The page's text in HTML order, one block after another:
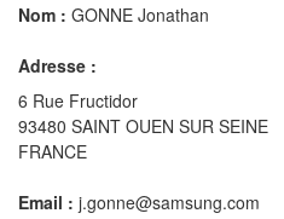
Nom : GONNE Jonathan
Adresse :
6 Rue Fructidor
93480 SAINT OUEN SUR SEINE
FRANCE
Email : j.gonne@samsung.com